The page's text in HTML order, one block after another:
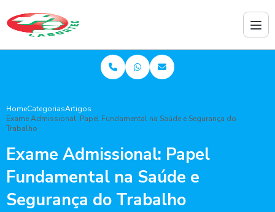
HomeCategoriasArtigos
Exame Admissional: Papel Fundamental na Saúde e Segurança do
Trabalho
Exame Admissional: Papel
Fundamental na Saúde e
Segurança do Trabalho